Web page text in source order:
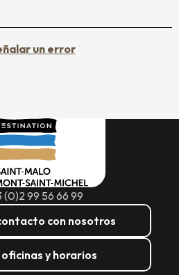
un error
(0)2 99 56 66 99
con nosotros
y horarios